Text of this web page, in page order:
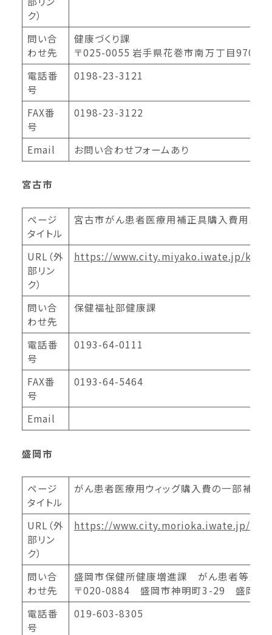
ク）
問い合
わせ先
健康づくり課
〒025-0055 岩手県花巻市南万丁目970番
電話番
号
0198-23-3121
FAX番
号
0198-23-3122
Email お問い合わせフォームあり
宮古市
ページ
タイトル
宮古市がん患者医療用補正具購入費用助
URL（外
部リン
ク）
https://www.city.miyako.iwate.jp/
問い合
わせ先
保健福祉部健康課
電話番
号
0193-64-0111
FAX番
号
0193-64-5464
Email
盛岡市
ページ
タイトル
がん患者医療用ウィッグ購入費の一部補助
URL（外
部リン
ク）
https://www.city.morioka.iwate.jp/
問い合
わせ先
盛岡市保健所健康増進課 がん患者等生活
〒020-0884 盛岡市神明町3-29 盛岡市
電話番
号
019-603-8305